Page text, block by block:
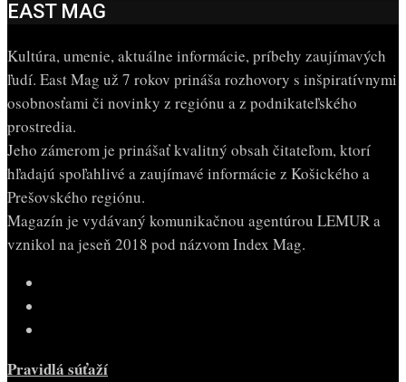
EAST MAG
Kultúra, umenie, aktuálne informácie, príbehy zaujímavých
ľudí. East Mag už 7 rokov prináša rozhovory s inšpiratívnymi
osobnosťami či novinky z regiónu a z podnikateľského
prostredia.
Jeho zámerom je prinášať kvalitný obsah čitateľom, ktorí
hľadajú spoľahlivé a zaujímavé informácie z Košického a
Prešovského regiónu.
Magazín je vydávaný komunikačnou agentúrou LEMUR a
vznikol na jeseň 2018 pod názvom Index Mag.
Pravidlá súťaží